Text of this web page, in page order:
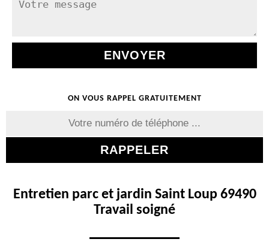
ON VOUS RAPPEL GRATUITEMENT
Entretien parc et jardin Saint Loup 69490
Travail soigné